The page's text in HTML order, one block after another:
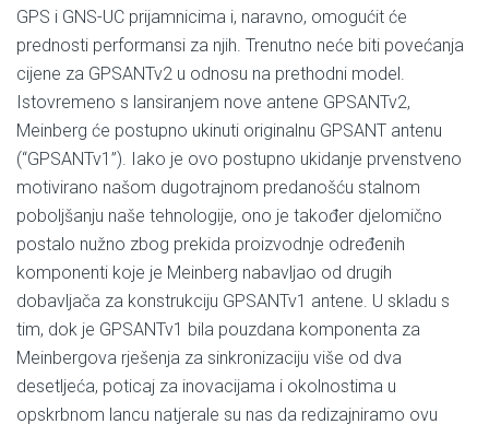
GPS i GNS-UC prijamnicima i, naravno, omogućit će
prednosti performansi za njih. Trenutno neće biti povećanja
cijene za GPSANTv2 u odnosu na prethodni model.
Istovremeno s lansiranjem nove antene GPSANTv2,
Meinberg će postupno ukinuti originalnu GPSANT antenu
(“GPSANTv1”). Iako je ovo postupno ukidanje prvenstveno
motivirano našom dugotrajnom predanošću stalnom
poboljšanju naše tehnologije, ono je također djelomično
postalo nužno zbog prekida proizvodnje određenih
komponenti koje je Meinberg nabavljao od drugih
dobavljača za konstrukciju GPSANTv1 antene. U skladu s
tim, dok je GPSANTv1 bila pouzdana komponenta za
Meinbergova rješenja za sinkronizaciju više od dva
desetljeća, poticaj za inovacijama i okolnostima u
opskrbnom lancu natjerale su nas da redizajniramo ovu